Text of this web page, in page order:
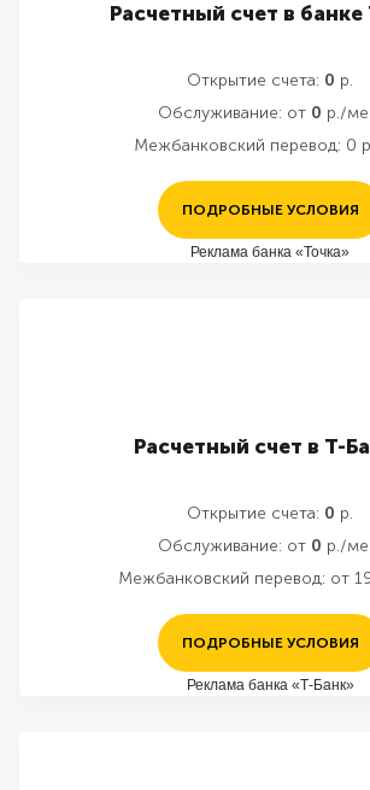
Расчетный счет в банке
Открытие счета: 0 р.
Обслуживание: от 0 р./
Межбанковский перевод: 0
ПОДРОБНЫЕ УСЛОВИЯ
Реклама банка «Точка»
Расчетный счет в Т-
Открытие счета: 0 р.
Обслуживание: от 0 р./
Межбанковский перевод: от
ПОДРОБНЫЕ УСЛОВИЯ
Реклама банка «Т-Банк»